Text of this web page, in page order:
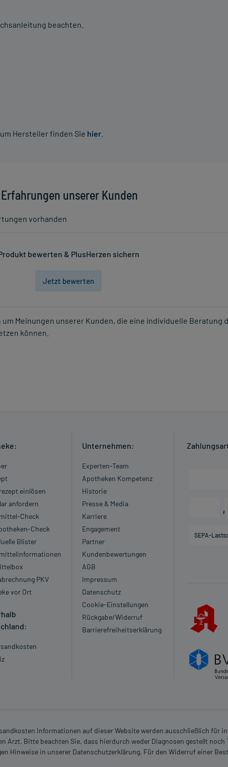
beachten.
Hersteller finden Sie hier
unserer Kunden
vorhanden
bewerten & PlusHerzen sichern
Jetzt bewerten
Meinungen unserer Kunden, die eine individuelle Beratung
können.
einlösen
anfordern
Check
Check
Blister
PKV
vor Ort
Unternehmen:
Experten-Team
Apotheken Kompetenz
Historie
Presse & Media
Karriere
Engagement
Partner
Kundenbewertungen
AGB
Impressum
Datenschutz
Cookie-Einstellungen
Rückgabe/Widerruf
Barrierefreiheitserklärung
SEPA-
Informationen auf dieser Website werden ausschließlich für
Arzt. Bitte beachten Sie, dass hierdurch weder Diagnosen gestellt
Hinweise in unserer Datenschutzerklärung. Für den Widerruf einer